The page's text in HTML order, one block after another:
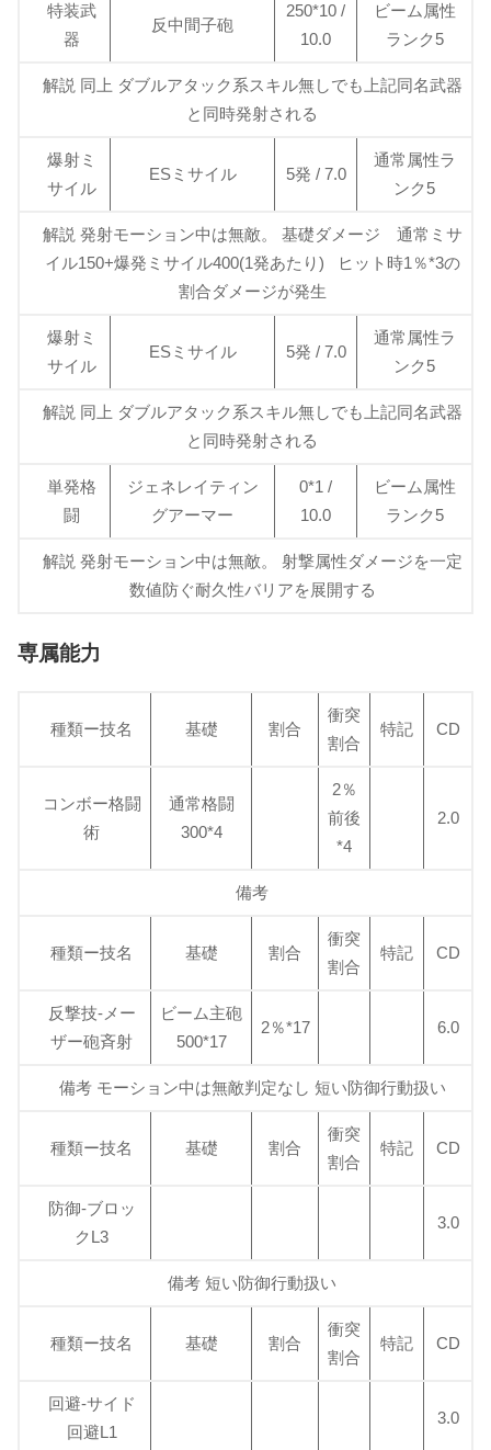
特装武
器
反中間子砲
250*10 /
10.0
ビーム属性
ランク5
解説 同上 ダブルアタック系スキル無しでも上記同名武器
と同時発射される
爆射ミ
サイル
ESミサイル 5発 / 7.0
通常属性ラ
ンク5
解説 発射モーション中は無敵。 基礎ダメージ 通常ミサ
イル150+爆発ミサイル400(1発あたり) ヒット時1％*3の
割合ダメージが発生
爆射ミ
サイル
ESミサイル 5発 / 7.0
通常属性ラ
ンク5
解説 同上 ダブルアタック系スキル無しでも上記同名武器
と同時発射される
単発格
闘
ジェネレイティン
グアーマー
0*1 /
10.0
ビーム属性
ランク5
解説 発射モーション中は無敵。 射撃属性ダメージを一定
数値防ぐ耐久性バリアを展開する
専属能力
種類ー技名 基礎 割合
衝突
割合
特記 CD
コンボー格闘
術
通常格闘
300*4
2％
前後
*4
2.0
備考
種類ー技名 基礎 割合
衝突
割合
特記 CD
反撃技-メー
ザー砲斉射
ビーム主砲
500*17
2％*17 6.0
備考 モーション中は無敵判定なし 短い防御行動扱い
種類ー技名 基礎 割合
衝突
割合
特記 CD
防御-ブロッ
クL3
3.0
備考 短い防御行動扱い
種類ー技名 基礎 割合
衝突
割合
特記 CD
回避-サイド
回避L1
3.0